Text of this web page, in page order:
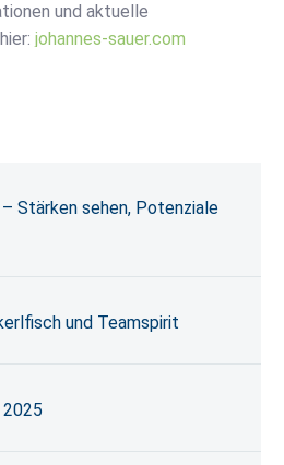
und aktuelle
johannes-sauer.com
Stärken sehen, Potenziale
und Teamspirit